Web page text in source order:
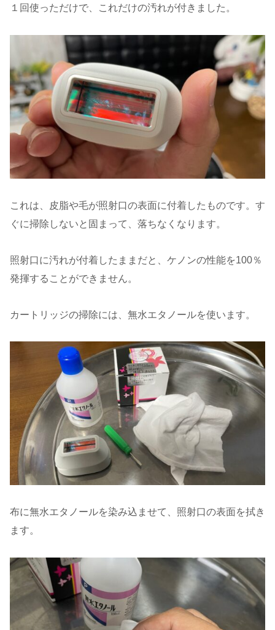
１回使っただけで、これだけの汚れが付きました。
これは、皮脂や毛が照射口の表面に付着したものです。す
ぐに掃除しないと固まって、落ちなくなります。
照射口に汚れが付着したままだと、ケノンの性能を100％
発揮することができません。
カートリッジの掃除には、無水エタノールを使います。
布に無水エタノールを染み込ませて、照射口の表面を拭き
ます。